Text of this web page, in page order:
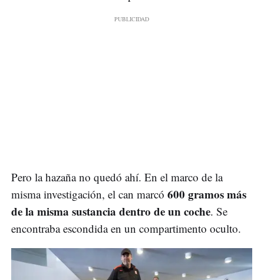
Pero la hazaña no quedó ahí. En el marco de la
misma investigación, el can marcó 600 gramos más
de la misma sustancia dentro de un coche. Se
encontraba escondida en un compartimento oculto.